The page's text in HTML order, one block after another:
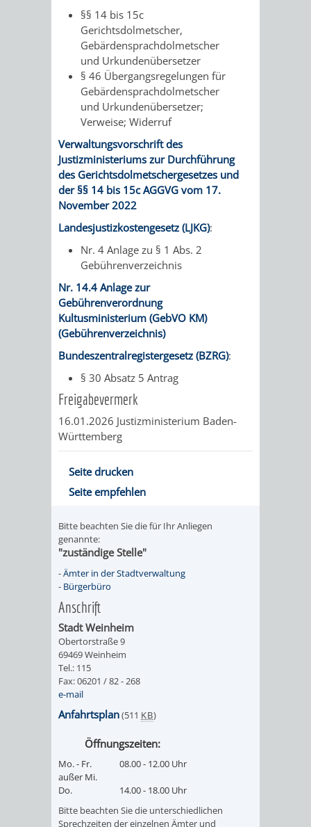
§§ 14 bis 15c
Gerichtsdolmetscher,
Gebärdensprachdolmetscher
und Urkundenübersetzer
§ 46 Übergangsregelungen für
Gebärdensprachdolmetscher
und Urkundenübersetzer;
Verweise; Widerruf
Verwaltungsvorschrift des
Justizministeriums zur Durchführung
des Gerichtsdolmetschergesetzes und
der §§ 14 bis 15c AGGVG vom 17.
November 2022
Landesjustizkostengesetz (LJKG):
Nr. 4 Anlage zu § 1 Abs. 2
Gebührenverzeichnis
Nr. 14.4 Anlage zur
Gebührenverordnung
Kultusministerium (GebVO KM)
(Gebührenverzeichnis)
Bundeszentralregistergesetz (BZRG):
§ 30 Absatz 5 Antrag
Freigabevermerk
16.01.2026 Justizministerium Baden-
Württemberg
Seite drucken
Seite empfehlen
Bitte beachten Sie die für Ihr Anliegen
genannte:
"zuständige Stelle"
-Ämter in der Stadtverwaltung
- Bürgerbüro
Anschrift
Stadt Weinheim
Obertorstraße 9
69469 Weinheim
Tel.: 115
Fax: 06201 / 82 - 268
e-mail
Anfahrtsplan(511 KB)
Öffnungszeiten:
Mo. - Fr.
außer Mi.
08.00 - 12.00 Uhr
Do.
14.00 - 18.00 Uhr
Bitte beachten Sie die unterschiedlichen
Sprechzeiten der einzelnen Ämter und